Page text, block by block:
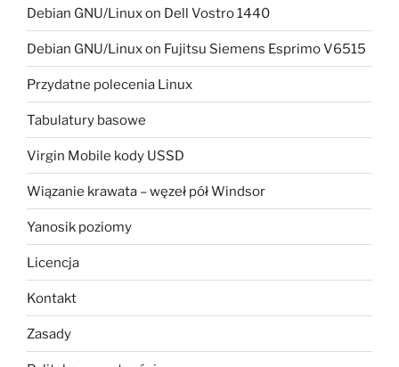
Debian GNU/Linux on Dell Vostro 1440
Debian GNU/Linux on Fujitsu Siemens Esprimo V6515
Przydatne polecenia Linux
Tabulatury basowe
Virgin Mobile kody USSD
Wiązanie krawata – węzeł pół Windsor
Yanosik poziomy
Licencja
Kontakt
Zasady